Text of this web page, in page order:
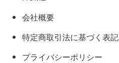
会社概要
特定商取引法に基づく表記
プライバシーポリシー